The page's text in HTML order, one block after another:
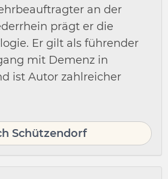
an der
prägt er die
Er gilt als führender
mit Demenz in
ist Autor zahlreicher
Schützendorf